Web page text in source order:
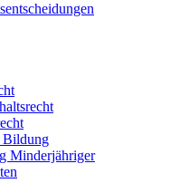
Bildung
Minderjähriger